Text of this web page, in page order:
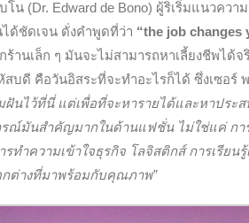
โน (Dr. Edward de Bono) ผู้ริเริ่มแนวค
ได้ชัดเจน ดั่งคำพูดที่ว่า “the job changes
ร้านเล็ก ๆ มันจะไม่สามารถหาเลี้ยงชีพได้
บดี คือวันอิสระที่จะทำอะไรก็ได้ ซึ่งเซอร์
นไว้ที่นี่ แต่เพื่อที่จะหารายได้และหาประ
ณ์มันสำคัญมากในด้านแฟชั่น ไม่ใช่แค่ กา
รทำความเข้าใจธุรกิจ โลจิสติกส์ การเรีย
ต่างที่มาพร้อมกับคุณภาพ”